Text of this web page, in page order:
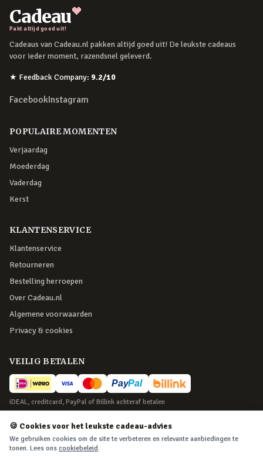
Cadeau
Pakt altijd goed uit!
Cadeaus van Cadeau.nl pakken altijd goed uit! De leukste cadeaus
voor ieder moment, razendsnel geleverd.
★ Feedback Company: 9.2/10
FacebookInstagram
POPULAIRE MOMENTEN
Verjaardag
Moederdag
Vaderdag
Kerst
KLANTENSERVICE
Klantenservice
Retourneren
Bestelling herroepen
Over Cadeau.nl
Algemene voorwaarden
Privacy & cookies
VEILIG BETALEN
iDEAL, creditcard, PayPal of Billink achteraf betalen
BEZORGING
Voor 22:45 besteld, morgen in huis. Tot 365 dagen retourneren.
🍪 Cookies voor het leukste cadeau-advies
We gebruiken cookies om de site te verbeteren en relevante aanbiedingen te
tonen. Lees ons cookiebeleid.